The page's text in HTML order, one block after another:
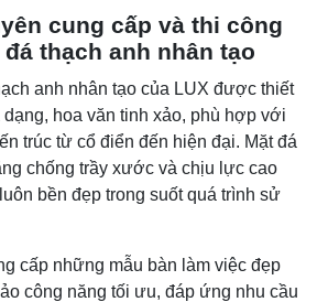
cung cấp và thi công
thạch anh nhân tạo
anh nhân tạo của LUX được thiết
hoa văn tinh xảo, phù hợp với
trúc từ cổ điển đến hiện đại. Mặt đá
chống trầy xước và chịu lực cao
bền đẹp trong suốt quá trình sử
cấp những mẫu bàn làm việc đẹp
công năng tối ưu, đáp ứng nhu cầu